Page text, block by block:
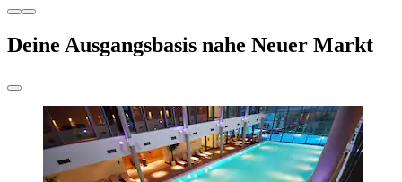
Deine Ausgangsbasis nahe Neuer Markt